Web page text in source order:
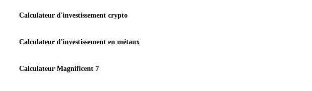
Calculateur d'investissement crypto
Calculateur d'investissement en métaux
Calculateur Magnificent 7